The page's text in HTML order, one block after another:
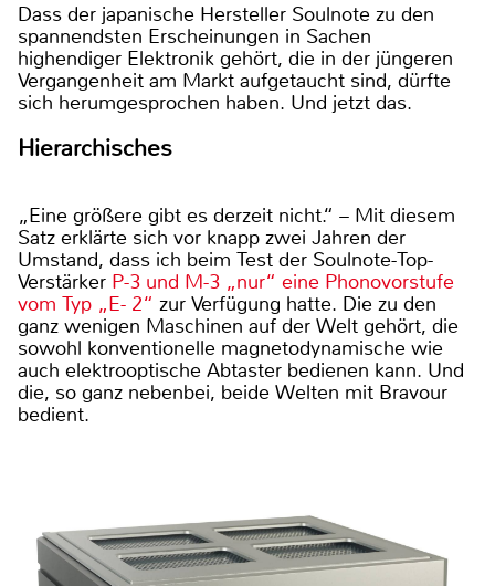
Dass der japanische Hersteller Soulnote zu den
spannendsten Erscheinungen in Sachen
highendiger Elektronik gehört, die in der jüngeren
Vergangenheit am Markt aufgetaucht sind, dürfte
sich herumgesprochen haben. Und jetzt das.
Hierarchisches
„Eine größere gibt es derzeit nicht.“ – Mit diesem
Satz erklärte sich vor knapp zwei Jahren der
Umstand, dass ich beim Test der Soulnote-Top-
Verstärker P-3 und M-3 „nur“ eine Phonovorstufe
vom Typ „E- 2“ zur Verfügung hatte. Die zu den
ganz wenigen Maschinen auf der Welt gehört, die
sowohl konventionelle magnetodynamische wie
auch elektrooptische Abtaster bedienen kann. Und
die, so ganz nebenbei, beide Welten mit Bravour
bedient.